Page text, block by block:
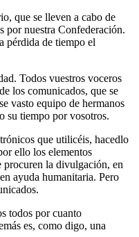
que se lleven a cabo de
por nuestra Confederación.
pérdida de tiempo el
Todos vuestros voceros
los comunicados, que se
vasto equipo de hermanos
su tiempo por vosotros.
que utilicéis, hacedlo
ello los elementos
procuren la divulgación, en
ayuda humanitaria. Pero
todos por cuanto
es, como digo, una